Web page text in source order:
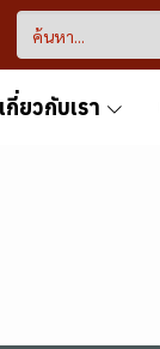
เกี่ยวกับเรา